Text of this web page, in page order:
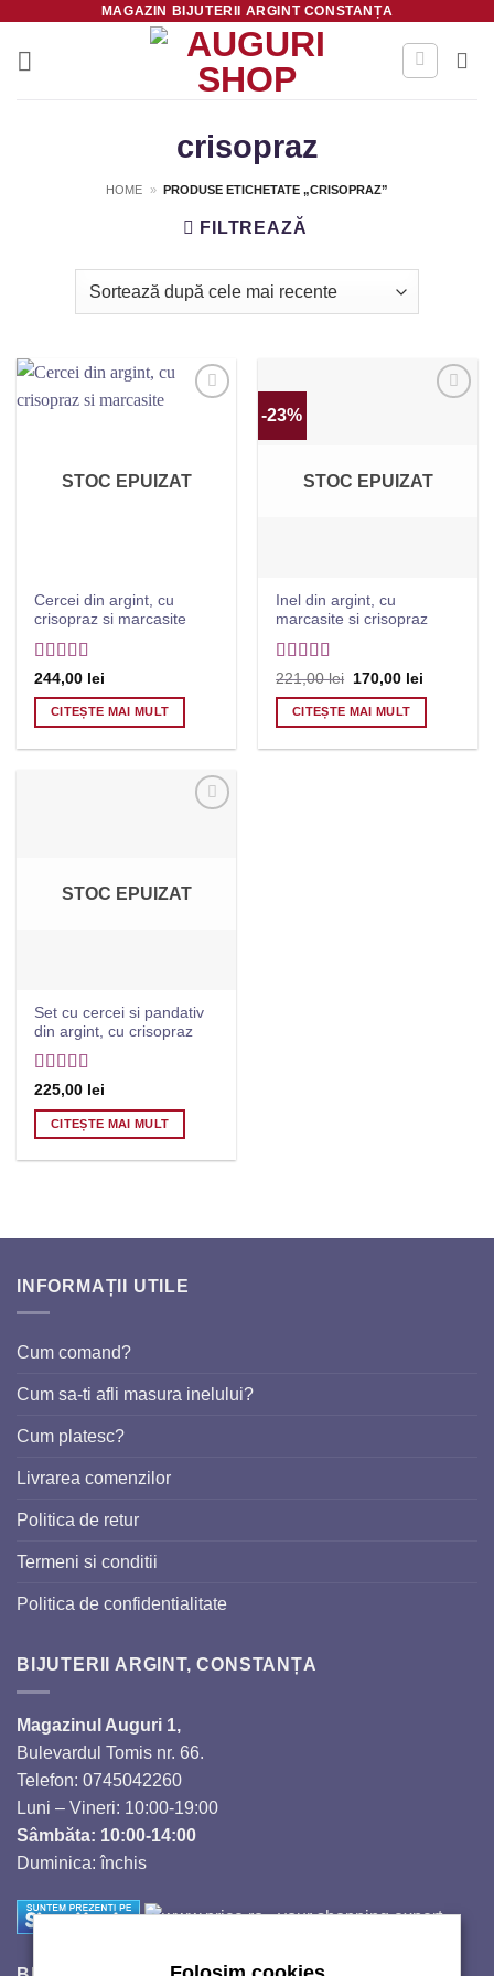
content
MAGAZIN BIJUTERII ARGINT CONSTANȚA
crisopraz
HOME » PRODUSE ETICHETATE „CRISOPRAZ”
FILTREAZĂ
STOC EPUIZAT
Cercei din argint, cu
crisopraz si marcasite
Evaluat la
din 5
244,00 lei
CITEȘTE MAI MULT
-23%
STOC EPUIZAT
Inel din argint, cu
marcasite si crisopraz
Evaluat la 5
din 5
221,00lei Prețul
inițial
a
fost:
170,00 lei
CITEȘTE MAI MULT
STOC EPUIZAT
Set cu cercei si pandativ
din argint, cu crisopraz
Evaluat la
din 5
225,00 lei
CITEȘTE MAI MULT
INFORMAȚII UTILE
Cum comand?
Cum sa-ti afli masura inelului?
Cum platesc?
Livrarea comenzilor
Politica de retur
Termeni si conditii
Politica de confidentialitate
BIJUTERII ARGINT, CONSTANȚA
Magazinul Auguri 1,
Bulevardul Tomis nr. 66.
Telefon: 0745042260
Luni – Vineri: 10:00-19:00
Sâmbăta: 10:00-14:00
Duminica: închis